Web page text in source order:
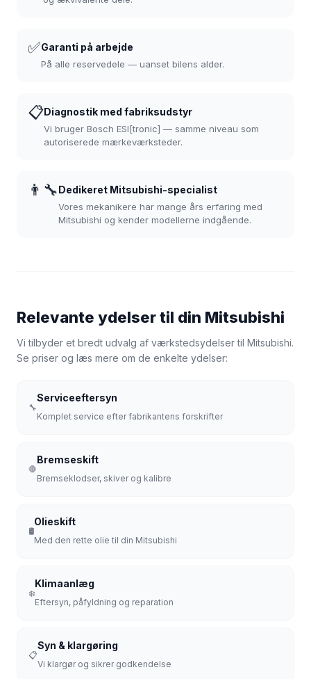
✅Garanti på arbejde
På alle reservedele — uanset bilens alder.
📋Diagnostik med fabriksudstyr
Vi bruger Bosch ESI[tronic] — samme niveau som
autoriserede mærkeværksteder.
👨‍🔧Dedikeret Mitsubishi-specialist
Vores mekanikere har mange års erfaring med
Mitsubishi og kender modellerne indgående.
Relevante ydelser til din Mitsubishi
Vi tilbyder et bredt udvalg af værkstedsydelser til Mitsubishi.
Se priser og læs mere om de enkelte ydelser:
🔧
Serviceeftersyn
Komplet service efter fabrikantens forskrifter
🛑
Bremseskift
Bremseklodser, skiver og kalibre
🛢️
Olieskift
Med den rette olie til din Mitsubishi
❄️
Klimaanlæg
Eftersyn, påfyldning og reparation
📋
Syn & klargøring
Vi klargør og sikrer godkendelse